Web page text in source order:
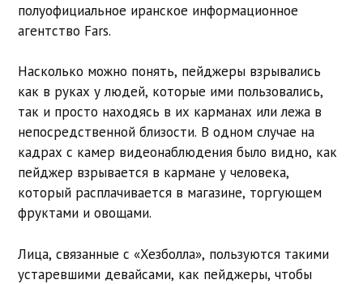
полуофициальное иранское информационное
агентство Fars.
Насколько можно понять, пейджеры взрывались
как в руках у людей, которые ими пользовались,
так и просто находясь в их карманах или лежа в
непосредственной близости. В одном случае на
кадрах с камер видеонаблюдения было видно, как
пейджер взрывается в кармане у человека,
который расплачивается в магазине, торгующем
фруктами и овощами.
Лица, связанные с «Хезболла», пользуются такими
устаревшими девайсами, как пейджеры, чтобы